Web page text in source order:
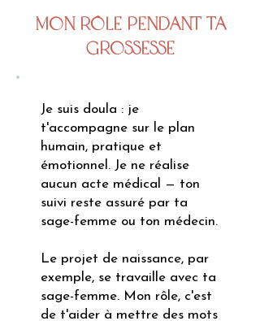
Mon rôle pendant ta
grossesse
Je suis doula : je
t'accompagne sur le plan
humain, pratique et
émotionnel. Je ne réalise
aucun acte médical — ton
suivi reste assuré par ta
sage-femme ou ton médecin.
Le projet de naissance, par
exemple, se travaille avec ta
sage-femme. Mon rôle, c'est
de t'aider à mettre des mots